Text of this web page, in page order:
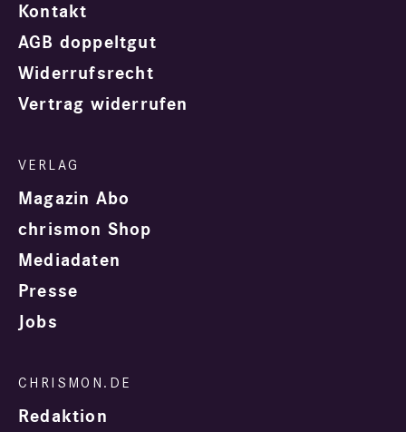
Kontakt
AGB doppeltgut
Widerrufsrecht
Vertrag widerrufen
Magazin Abo
chrismon Shop
Mediadaten
Presse
Jobs
Redaktion